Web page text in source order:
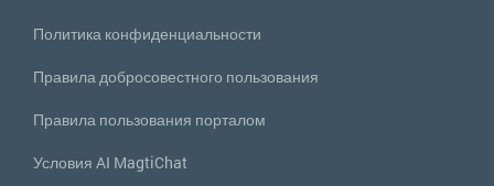
Политика конфиденциальности
Правила добросовестного пользования
Правила пользования порталом
Условия AI MagtiChat